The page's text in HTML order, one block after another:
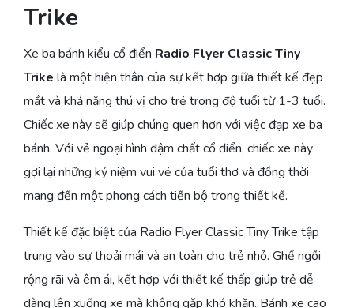
Trike
Xe ba bánh kiểu cổ điển Radio Flyer Classic Tiny
Trike là một hiện thân của sự kết hợp giữa thiết kế đẹp
mắt và khả năng thú vị cho trẻ trong độ tuổi từ 1-3 tuổi.
Chiếc xe này sẽ giúp chúng quen hơn với việc đạp xe ba
bánh. Với vẻ ngoại hình đậm chất cổ điển, chiếc xe này
gợi lại những kỷ niệm vui vẻ của tuổi thơ và đồng thời
mang đến một phong cách tiến bộ trong thiết kế.
Thiết kế đặc biệt của Radio Flyer Classic Tiny Trike tập
trung vào sự thoải mái và an toàn cho trẻ nhỏ. Ghế ngồi
rộng rãi và êm ái, kết hợp với thiết kế thấp giúp trẻ dễ
dàng lên xuống xe mà không gặp khó khăn. Bánh xe cao